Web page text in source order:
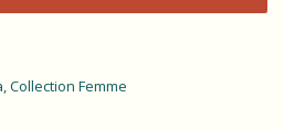
,Collection Femme